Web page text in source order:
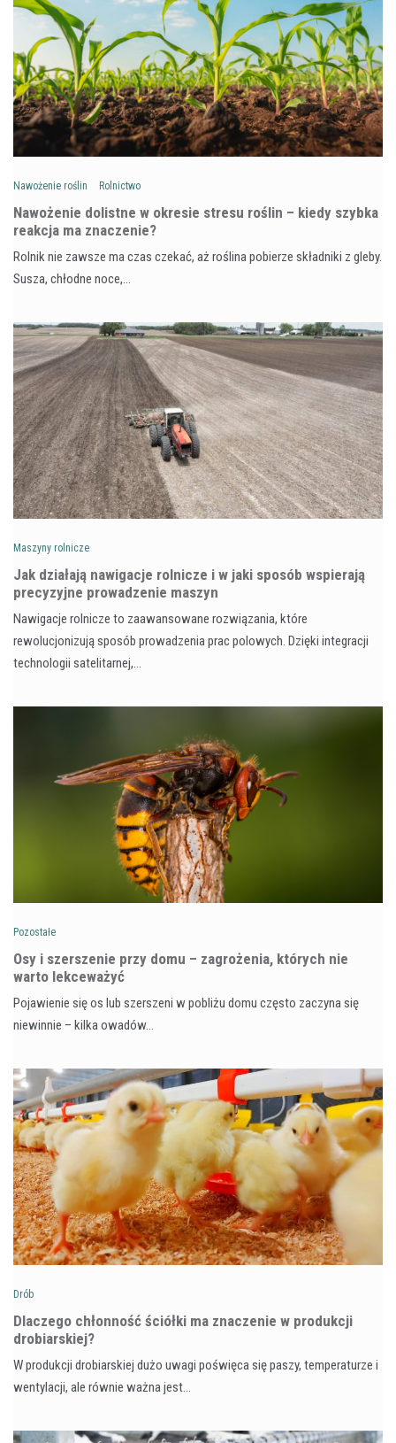
Nawożenie roślin Rolnictwo
Nawożenie dolistne w okresie stresu roślin – kiedy szybka
reakcja ma znaczenie?
Rolnik nie zawsze ma czas czekać, aż roślina pobierze składniki z gleby.
Susza, chłodne noce,…
Maszyny rolnicze
Jak działają nawigacje rolnicze i w jaki sposób wspierają
precyzyjne prowadzenie maszyn
Nawigacje rolnicze to zaawansowane rozwiązania, które
rewolucjonizują sposób prowadzenia prac polowych. Dzięki integracji
technologii satelitarnej,…
Pozostałe
Osy i szerszenie przy domu – zagrożenia, których nie
warto lekceważyć
Pojawienie się os lub szerszeni w pobliżu domu często zaczyna się
niewinnie – kilka owadów…
Drób
Dlaczego chłonność ściółki ma znaczenie w produkcji
drobiarskiej?
W produkcji drobiarskiej dużo uwagi poświęca się paszy, temperaturze i
wentylacji, ale równie ważna jest…